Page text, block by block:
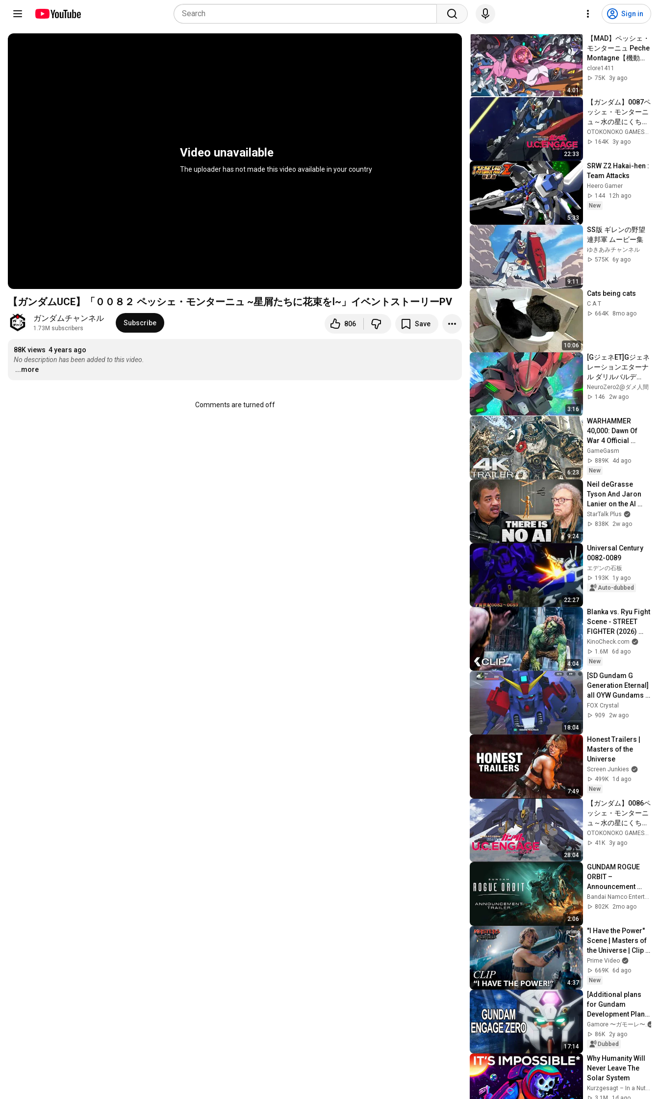
Sign in
Video unavailable
The uploader has not made this video available in your country
【ガンダムUCE】「００８２ ペッシェ・モンターニュ ~星屑たちに花束をⅠ~」イベントストーリーPV
ガンダムチャンネル
1.73M subscribers
Subscribe 806 Save
88K views 4 years ago
No description has been added to this video.
...more
Comments are turned off
4:01
【MAD】ペッシェ・
モンターニュ Peche
Montagne【機動戦
士ガンダム U.C.
ENGAGE/AMV】
clore1411
75K
3y ago
22:33
【ガンダム】0087ペ
ッシェ・モンターニ
ュ～水の星にくちづ
けをⅡ～フルボイス
（ガンダムUCE、Z
綾、榊原良子）
OTOKONOKO GAMESHOW
164K
3y ago
5:33
SRW Z2 Hakai-hen :
Team Attacks
Heero Gamer
144
12h ago
New
9:11
SS版 ギレンの野望
連邦軍 ムービー集
ゆきあみチャンネル
575K
6y ago
10:06
Cats being cats
C A T
664K
8mo ago
3:16
[GジェネET]Gジェネ
レーションエターナ
ル ダリルバルデ
(Season2仕様)(EX)
NeuroZero2@ダメ人間
146
2w ago
6:23
WARHAMMER
40,000: Dawn Of
War 4 Official
Trailer (2026)
Extended Space
Marines Cinematic |
4K UHD
GameGasm
889K
4d ago
New
9:24
Neil deGrasse
Tyson And Jaron
Lanier on the AI
Illusion
StarTalk Plus
838K
2w ago
22:27
Universal Century
0082-0089
エデンの石板
193K
1y ago
Auto-dubbed
4:04
Blanka vs. Ryu Fight
Scene - STREET
FIGHTER (2026)
Jason Momoa
KinoCheck.com
1.6M
6d ago
New
18:04
[SD Gundam G
Generation Eternal]
all OYW Gundams
both UC and AU UC
animations so far
FOX Crystal
909
2w ago
7:49
Honest Trailers |
Masters of the
Universe
Screen Junkies
499K
1d ago
New
28:04
【ガンダム】0086ペ
ッシェ・モンターニ
ュ～水の星にくちづ
けをⅠ～フルボイス
（ガンダムUCE、ガ
綾、榊原良子）
OTOKONOKO GAMESHOW
41K
3y ago
2:06
GUNDAM ROGUE
ORBIT –
Announcement
Trailer
Bandai Namco Entertainment America
802K
2mo ago
4:37
"I Have the Power"
Scene | Masters of
the Universe | Clip |
Prime Video
Prime Video
669K
6d ago
New
17:14
[Additional plans
for Gundam
Development Plan]
Engage Zero &
Engage Gundam
[Gundam
Gamore 〜ガモーレ〜
86K
2y ago
Dubbed
Why Humanity Will
Never Leave The
Solar System